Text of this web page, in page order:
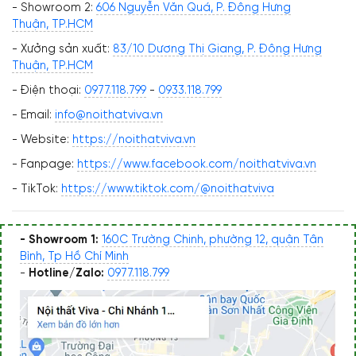
- Showroom 2: 606 Nguyễn Văn Quá, P. Đông Hưng
Thuận, TP.HCM
- Xưởng sản xuất: 83/10 Dương Thị Giang, P. Đông Hưng
Thuận, TP.HCM
- Điện thoại: 0977.118.799 - 0933.118.799
- Email: info@noithatviva.vn
- Website: https://noithatviva.vn
- Fanpage: https://www.facebook.com/noithatviva.vn
- TikTok: https://www.tiktok.com/@noithatviva
- Showroom 1: 160C Trường Chinh, phường 12, quận Tân
Bình, Tp Hồ Chí Minh
- Hotline/Zalo: 0977.118.799